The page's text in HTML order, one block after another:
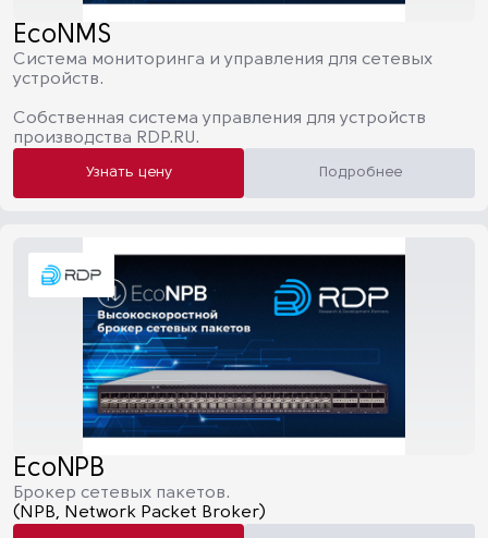
EcoNMS
Система мониторинга и управления для сетевых
устройств.
Собственная система управления для устройств
производства RDP.RU.
Узнать цену Подробнее
EcoNPB
Брокер сетевых пакетов.
(NPB, Network Packet Broker)